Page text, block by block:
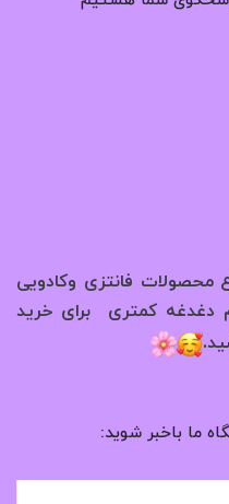
محصولات فانتزی وکادویی
دغدغه کمتری برای خرید
.
ما باخبر شوید: